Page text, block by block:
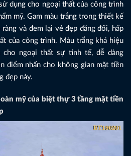
dụng cho ngoại thất của công trình
mỹ. Gam màu trắng trong thiết kế
và đem lại vẻ đẹp đăng đối, hấp
của công trình. Màu trắng khá hiệu
cho ngoại thất sự tinh tế, dễ dàng
điểm nhấn cho không gian mặt tiền
đẹp này.
mỹ của biệt thự 3 tầng mặt tiền